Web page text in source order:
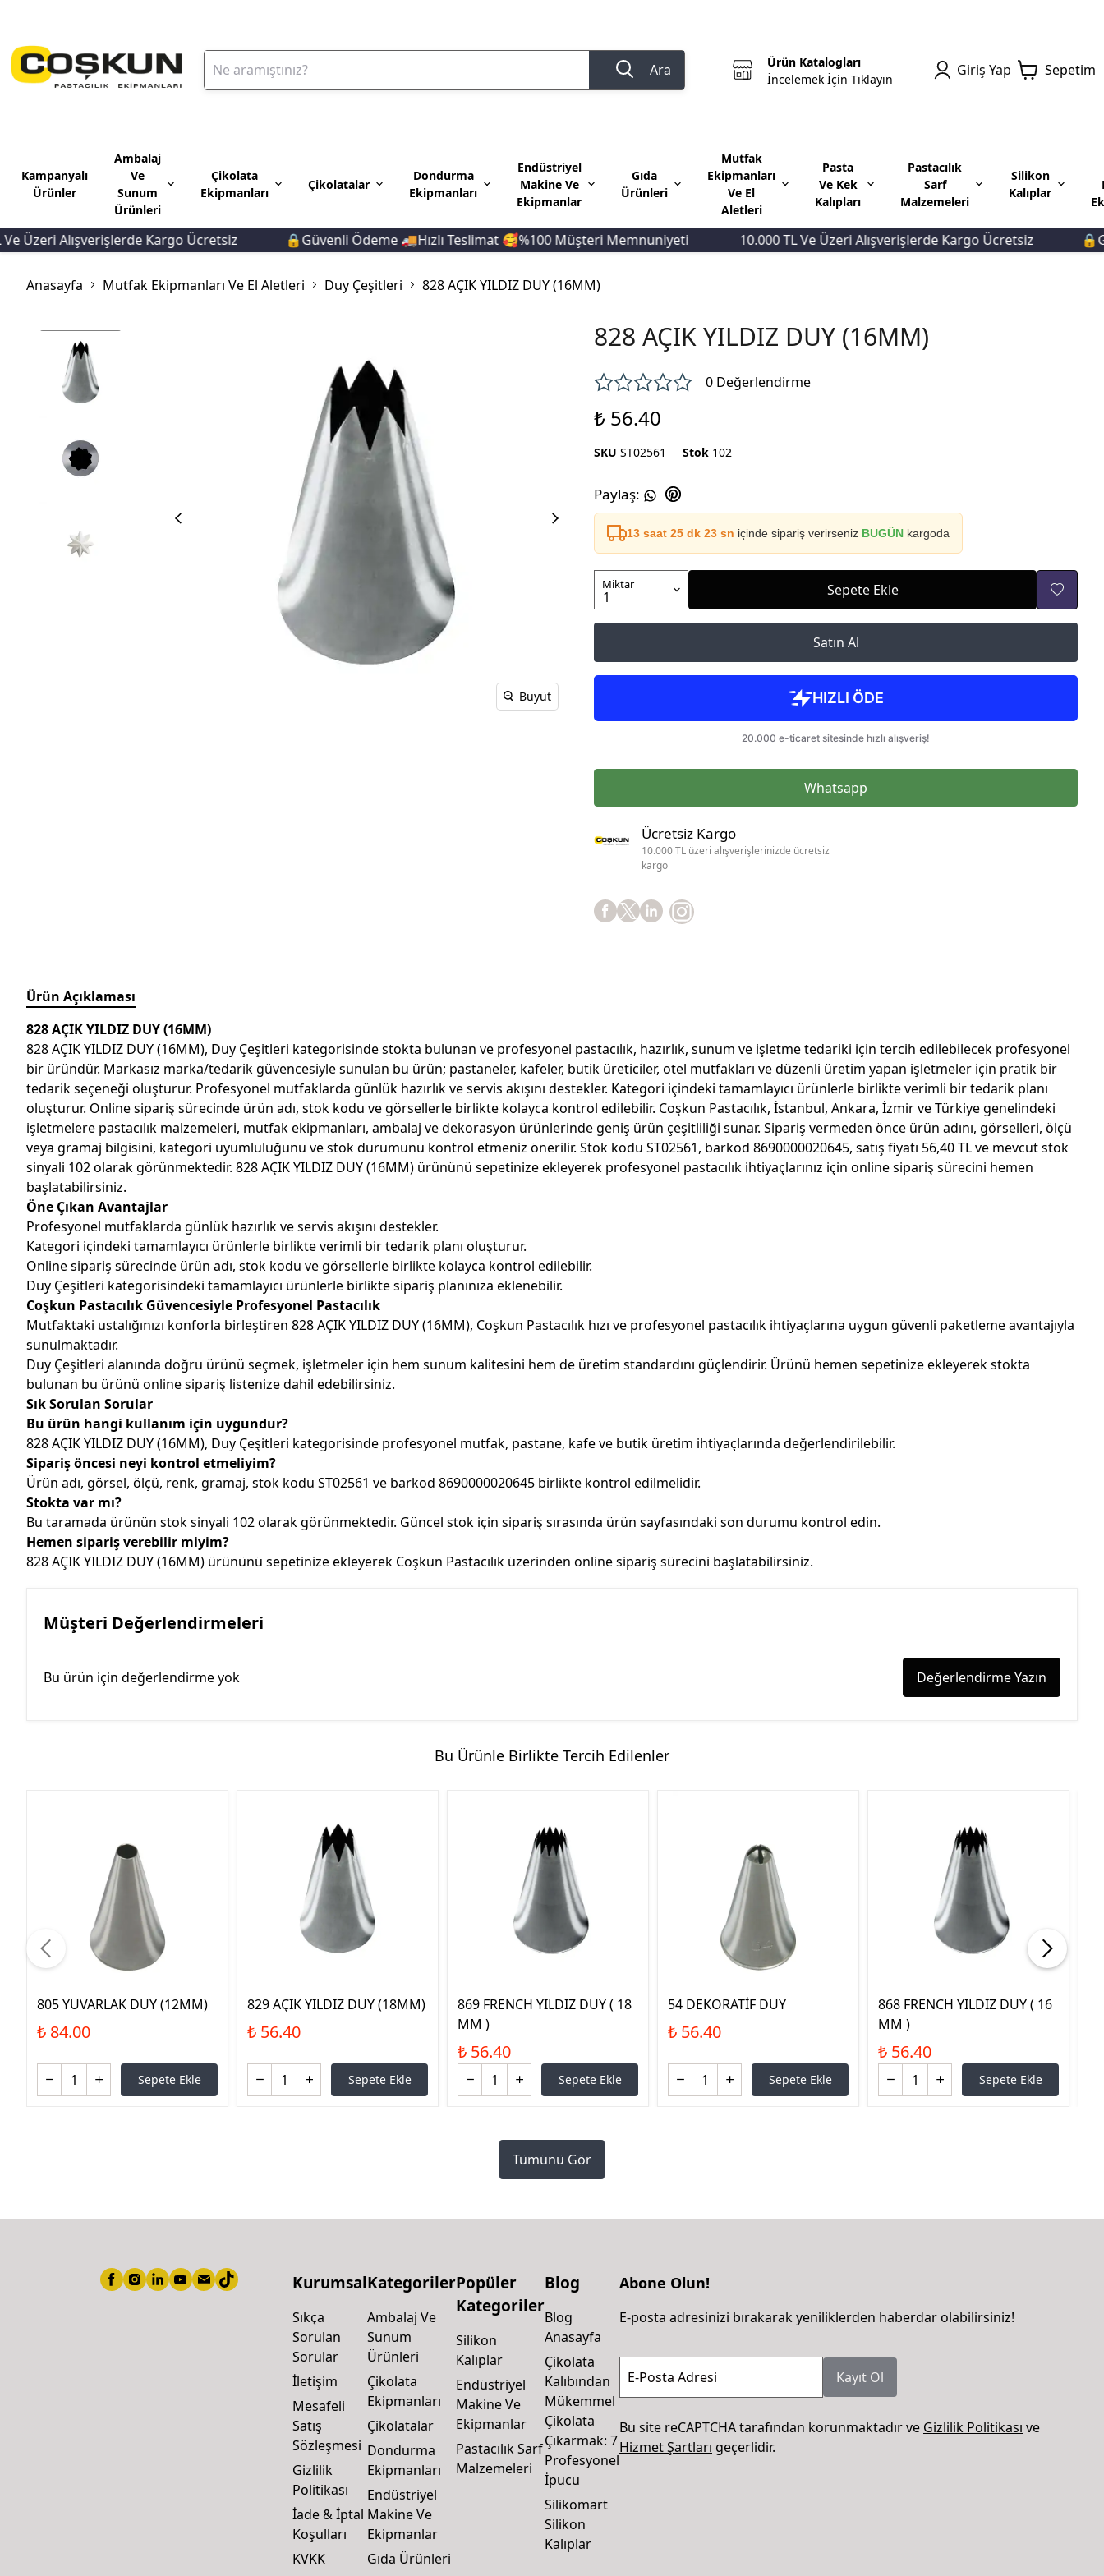
Ara
Ürün Katalogları
İncelemek İçin Tıklayın
Giriş Yap Sepetim
Kampanyalı
Ürünler
Ambalaj
Ve
Sunum
Ürünleri
Çikolata
Ekipmanları
Çikolatalar
Dondurma
Ekipmanları
Endüstriyel
Makine Ve
Ekipmanlar
Gıda
Ürünleri
Mutfak
Ekipmanları
Ve El
Aletleri
Pasta
Ve Kek
Kalıpları
Pastacılık
Sarf
Malzemeleri
Silikon
Kalıplar
Alışverişlerde Kargo Ücretsiz 🔒Güvenli Ödeme 🚚Hızlı Teslimat 🥰%100 Müşteri Memnuniyeti 10.000 TL Ve Üzeri Alışverişlerde Kargo Ücretsiz
Anasayfa Mutfak Ekipmanları Ve El Aletleri Duy Çeşitleri 828 AÇIK YILDIZ DUY (16MM)
Büyüt
828 AÇIK YILDIZ DUY (16MM)
0 Değerlendirme
₺ 56.40
SKU ST02561 Stok 102
Paylaş:
13 saat 25 dk 23 sn içinde sipariş verirseniz BUGÜN kargoda
Miktar Sepete Ekle
Satın Al
Whatsapp
Ücretsiz Kargo
10.000 TL üzeri alışverişlerinizde ücretsiz
kargo
Ürün Açıklaması
828 AÇIK YILDIZ DUY (16MM)
828 AÇIK YILDIZ DUY (16MM), Duy Çeşitleri kategorisinde stokta bulunan ve profesyonel pastacılık, hazırlık, sunum ve işletme tedariki için tercih edilebilecek profesyonel
bir üründür. Markasız marka/tedarik güvencesiyle sunulan bu ürün; pastaneler, kafeler, butik üreticiler, otel mutfakları ve düzenli üretim yapan işletmeler için pratik bir
tedarik seçeneği oluşturur. Profesyonel mutfaklarda günlük hazırlık ve servis akışını destekler. Kategori içindeki tamamlayıcı ürünlerle birlikte verimli bir tedarik planı
oluşturur. Online sipariş sürecinde ürün adı, stok kodu ve görsellerle birlikte kolayca kontrol edilebilir. Coşkun Pastacılık, İstanbul, Ankara, İzmir ve Türkiye genelindeki
işletmelere pastacılık malzemeleri, mutfak ekipmanları, ambalaj ve dekorasyon ürünlerinde geniş ürün çeşitliliği sunar. Sipariş vermeden önce ürün adını, görselleri, ölçü
veya gramaj bilgisini, kategori uyumluluğunu ve stok durumunu kontrol etmeniz önerilir. Stok kodu ST02561, barkod 8690000020645, satış fiyatı 56,40 TL ve mevcut stok
sinyali 102 olarak görünmektedir. 828 AÇIK YILDIZ DUY (16MM) ürününü sepetinize ekleyerek profesyonel pastacılık ihtiyaçlarınız için online sipariş sürecini hemen
başlatabilirsiniz.
Öne Çıkan Avantajlar
Profesyonel mutfaklarda günlük hazırlık ve servis akışını destekler.
Kategori içindeki tamamlayıcı ürünlerle birlikte verimli bir tedarik planı oluşturur.
Online sipariş sürecinde ürün adı, stok kodu ve görsellerle birlikte kolayca kontrol edilebilir.
Duy Çeşitleri kategorisindeki tamamlayıcı ürünlerle birlikte sipariş planınıza eklenebilir.
Coşkun Pastacılık Güvencesiyle Profesyonel Pastacılık
Mutfaktaki ustalığınızı konforla birleştiren 828 AÇIK YILDIZ DUY (16MM), Coşkun Pastacılık hızı ve profesyonel pastacılık ihtiyaçlarına uygun güvenli paketleme avantajıyla
sunulmaktadır.
Duy Çeşitleri alanında doğru ürünü seçmek, işletmeler için hem sunum kalitesini hem de üretim standardını güçlendirir. Ürünü hemen sepetinize ekleyerek stokta
bulunan bu ürünü online sipariş listenize dahil edebilirsiniz.
Sık Sorulan Sorular
Bu ürün hangi kullanım için uygundur?
828 AÇIK YILDIZ DUY (16MM), Duy Çeşitleri kategorisinde profesyonel mutfak, pastane, kafe ve butik üretim ihtiyaçlarında değerlendirilebilir.
Sipariş öncesi neyi kontrol etmeliyim?
Ürün adı, görsel, ölçü, renk, gramaj, stok kodu ST02561 ve barkod 8690000020645 birlikte kontrol edilmelidir.
Stokta var mı?
Bu taramada ürünün stok sinyali 102 olarak görünmektedir. Güncel stok için sipariş sırasında ürün sayfasındaki son durumu kontrol edin.
Hemen sipariş verebilir miyim?
828 AÇIK YILDIZ DUY (16MM) ürününü sepetinize ekleyerek Coşkun Pastacılık üzerinden online sipariş sürecini başlatabilirsiniz.
Müşteri Değerlendirmeleri
Bu ürün için değerlendirme yok Değerlendirme Yazın
Bu Ürünle Birlikte Tercih Edilenler
805 YUVARLAK DUY (12MM)
₺ 84.00
Sepete Ekle
829 AÇIK YILDIZ DUY (18MM)
₺ 56.40
Sepete Ekle
869 FRENCH YILDIZ DUY ( 18
MM )
₺ 56.40
Sepete Ekle
54 DEKORATİF DUY
₺ 56.40
Sepete Ekle
868 FRENCH YILDIZ DUY ( 16
MM )
₺ 56.40
Sepete Ekle
Tümünü Gör
Kurumsal
Sıkça
Sorulan
Sorular
İletişim
Mesafeli
Satış
Sözleşmesi
Gizlilik
Politikası
İade & İptal
Koşulları
KVKK
Kategoriler
Ambalaj Ve
Sunum
Ürünleri
Çikolata
Ekipmanları
Çikolatalar
Dondurma
Ekipmanları
Endüstriyel
Makine Ve
Ekipmanlar
Gıda Ürünleri
Popüler
Kategoriler
Silikon
Kalıplar
Endüstriyel
Makine Ve
Ekipmanlar
Pastacılık Sarf
Malzemeleri
Blog
Blog
Anasayfa
Çikolata
Kalıbından
Mükemmel
Çikolata
Çıkarmak: 7
Profesyonel
İpucu
Silikomart
Silikon
Kalıplar
Abone Olun!
E-posta adresinizi bırakarak yeniliklerden haberdar olabilirsiniz!
E-Posta Adresi Kayıt Ol
Bu site reCAPTCHA tarafından korunmaktadır ve Gizlilik Politikası ve
Hizmet Şartları geçerlidir.